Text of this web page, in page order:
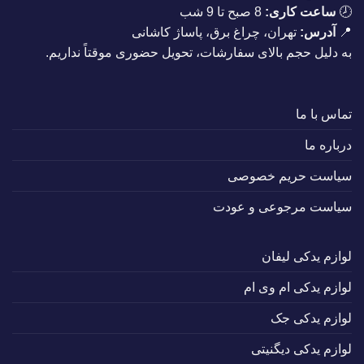
🕗 ساعت کاری:
📍
آدرس: تهران، چراغ برق، پاساژ کاشانی
به دلیل حجم بالای سفارشات، تحویل حضوری موقتاً نداریم.
تماس با ما
درباره ما
سیاست حریم خصوصی
سیاست مرجوعی و عودت
لوازم یدکی لیفان
لوازم یدکی ام وی ام
لوازم یدکی جک
لوازم یدکی دیگنیتی